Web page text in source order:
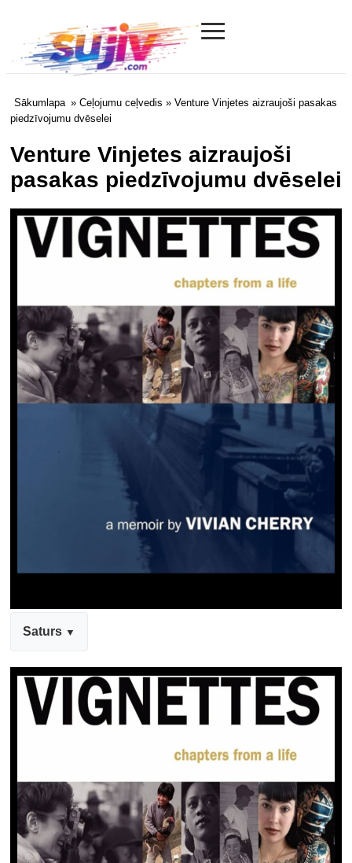
Sujiv.com
≡
Sākumlapa » Ceļojumu ceļvedis » Venture Vinjetes aizraujoši pasakas
piedzīvojumu dvēselei
Venture Vinjetes aizraujoši
pasakas piedzīvojumu dvēselei
Saturs